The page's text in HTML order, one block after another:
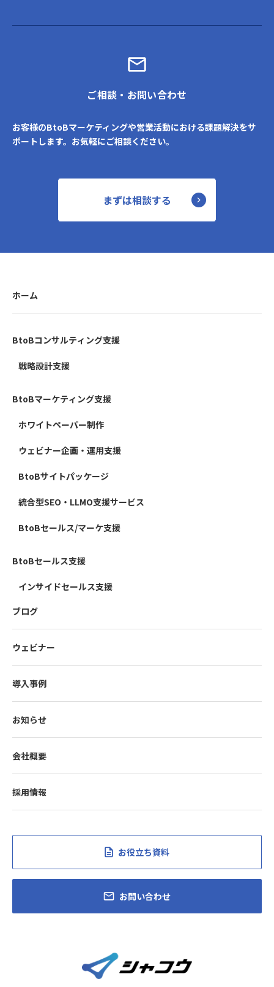
ご相談・お問い合わせ
お客様のBtoBマーケティングや営業活動における課題解決をサ
ポートします。お気軽にご相談ください。
まずは相談する
ホーム
BtoBコンサルティング支援
戦略設計支援
BtoBマーケティング支援
ホワイトペーパー制作
ウェビナー企画・運用支援
BtoBサイトパッケージ
統合型SEO・LLMO支援サービス
BtoBセールス/マーケ支援
BtoBセールス支援
インサイドセールス支援
ブログ
ウェビナー
導入事例
お知らせ
会社概要
採用情報
お役立ち資料
お問い合わせ